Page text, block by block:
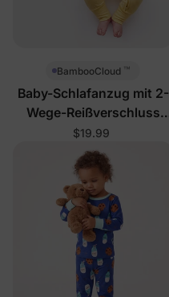
BambooCloud ™
Baby-Schlafanzug mit 2-
Wege-Reißverschluss
und Fußteil, einfarbig
$19.99